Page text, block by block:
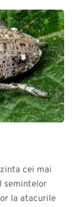
cei mai
semintelor
la atacurile